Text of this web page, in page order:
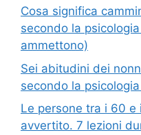
Cosa significa
secondo la
ammettono)
Sei abitudini dei
secondo la
Le persone tra i 60 e
avvertito. 7 lezioni